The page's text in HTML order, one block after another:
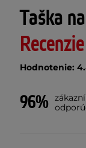
Taška
Recenzie
Hodnotenie:
96%